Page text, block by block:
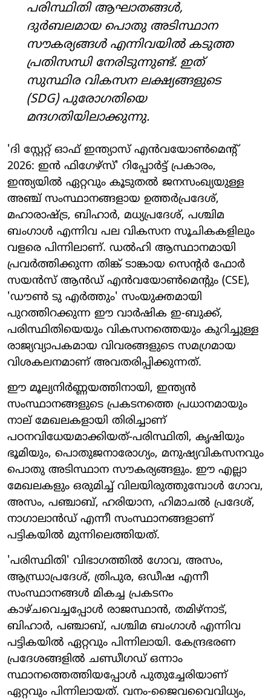
പരിസ്ഥിതി ആഘാതങ്ങൾ,
ദുർബലമായ പൊതു അടിസ്ഥാന
സൗകര്യങ്ങൾ എന്നിവയിൽ കടുത്ത
പ്രതിസന്ധി നേരിടുന്നുണ്ട്. ഇത്
സുസ്ഥിര വികസന ലക്ഷ്യങ്ങളുടെ
(SDG) പുരോഗതിയെ
മന്ദഗതിയിലാക്കുന്നു.
'ദി സ്റ്റേറ്റ് ഓഫ് ഇന്ത്യാസ് എൻവയോൺമെന്റ്
2026: ഇൻ ഫിഗേഴ്സ്' റിപ്പോർട്ട് പ്രകാരം,
ഇന്ത്യയിൽ ഏറ്റവും കൂടുതൽ ജനസംഖ്യയുള്ള
അഞ്ച് സംസ്ഥാനങ്ങളായ ഉത്തർപ്രദേശ്,
മഹാരാഷ്ട്ര, ബിഹാർ, മധ്യപ്രദേശ്, പശ്ചിമ
ബംഗാൾ എന്നിവ പല വികസന സൂചികകളിലും
വളരെ പിന്നിലാണ്. ഡൽഹി ആസ്ഥാനമായി
പ്രവർത്തിക്കുന്ന തിങ്ക് ടാങ്കായ സെന്റർ ഫോർ
സയൻസ് ആൻഡ് എൻവയോൺമെന്റും (CSE),
'ഡൗൺ ടു എർത്തും' സംയുക്തമായി
പുറത്തിറക്കുന്ന ഈ വാർഷിക ഇ-ബുക്ക്,
പരിസ്ഥിതിയെയും വികസനത്തെയും കുറിച്ചുള്ള
രാജ്യവ്യാപകമായ വിവരങ്ങളുടെ സമഗ്രമായ
വിശകലനമാണ് അവതരിപ്പിക്കുന്നത്.
ഈ മൂല്യനിർണ്ണയത്തിനായി, ഇന്ത്യൻ
സംസ്ഥാനങ്ങളുടെ പ്രകടനത്തെ പ്രധാനമായും
നാല് മേഖലകളായി തിരിച്ചാണ്
പഠനവിധേയമാക്കിയത്-പരിസ്ഥിതി, കൃഷിയും
ഭൂമിയും, പൊതുജനാരോഗ്യം, മനുഷ്യവികസനവും
പൊതു അടിസ്ഥാന സൗകര്യങ്ങളും. ഈ എല്ലാ
മേഖലകളും ഒരുമിച്ച് വിലയിരുത്തുമ്പോൾ ഗോവ,
അസം, പഞ്ചാബ്, ഹരിയാന, ഹിമാചൽ പ്രദേശ്,
നാഗാലാൻഡ് എന്നീ സംസ്ഥാനങ്ങളാണ്
പട്ടികയിൽ മുന്നിലെത്തിയത്.
'പരിസ്ഥിതി' വിഭാഗത്തിൽ ഗോവ, അസം,
ആന്ധ്രാപ്രദേശ്, ത്രിപുര, ഒഡീഷ എന്നീ
സംസ്ഥാനങ്ങൾ മികച്ച പ്രകടനം
കാഴ്ചവെച്ചപ്പോൾ രാജസ്ഥാൻ, തമിഴ്‌നാട്,
ബിഹാർ, പഞ്ചാബ്, പശ്ചിമ ബംഗാൾ എന്നിവ
പട്ടികയിൽ ഏറ്റവും പിന്നിലായി. കേന്ദ്രഭരണ
പ്രദേശങ്ങളിൽ ചണ്ഡീഗഡ് ഒന്നാം
സ്ഥാനത്തെത്തിയപ്പോൾ പുതുച്ചേരിയാണ്
ഏറ്റവും പിന്നിലായത്. വനം-ജൈവവൈവിധ്യം,